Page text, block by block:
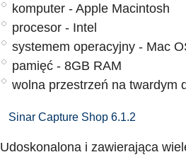
komputer - Apple Macintosh
procesor - Intel
systemem operacyjny - Mac
pamięć - 8GB RAM
wolna przestrzeń na twardym
Sinar Capture Shop 6.1.2
Udoskonalona i zawierająca